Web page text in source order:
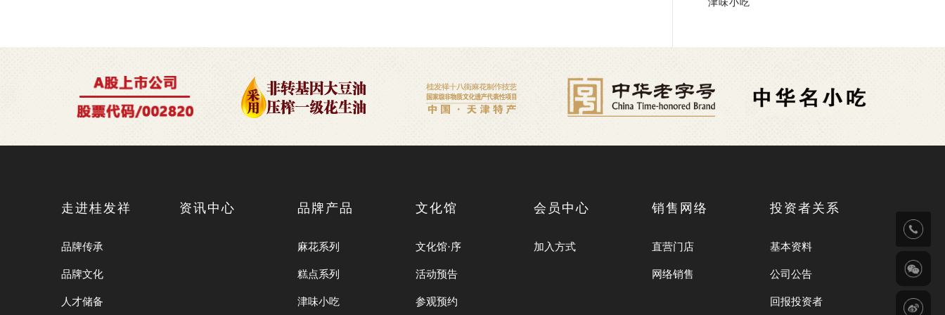
津味小吃
走进桂发祥
品牌传承
品牌文化
人才储备
资讯中心 品牌产品
麻花系列
糕点系列
津味小吃
文化馆
文化馆·序
活动预告
参观预约
会员中心
加入方式
销售网络
直营门店
网络销售
投资者关系
基本资料
公司公告
回报投资者